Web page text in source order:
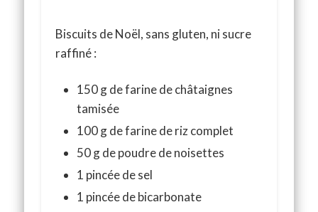
Biscuits de Noël, sans gluten, ni sucre
raffiné :
150 g de farine de châtaignes
tamisée
100 g de farine de riz complet
50 g de poudre de noisettes
1 pincée de sel
1 pincée de bicarbonate